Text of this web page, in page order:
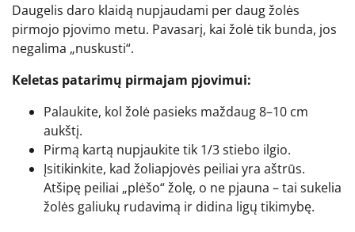
Daugelis daro klaidą nupjaudami per daug žolės
pirmojo pjovimo metu. Pavasarį, kai žolė tik bunda, jos
negalima „nuskusti“.
Keletas patarimų pirmajam pjovimui:
Palaukite, kol žolė pasieks maždaug 8–10 cm
aukštį.
Pirmą kartą nupjaukite tik 1/3 stiebo ilgio.
Įsitikinkite, kad žoliapjovės peiliai yra aštrūs.
Atšipę peiliai „plėšo“ žolę, o ne pjauna – tai sukelia
žolės galiukų rudavimą ir didina ligų tikimybę.